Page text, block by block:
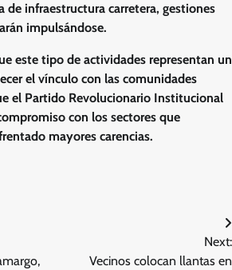
de infraestructura carretera, gestiones
impulsándose.
este tipo de actividades representan un
el vínculo con las comunidades
el Partido Revolucionario Institucional
con los sectores que
mayores carencias.
Next:
Vecinos colocan llantas en